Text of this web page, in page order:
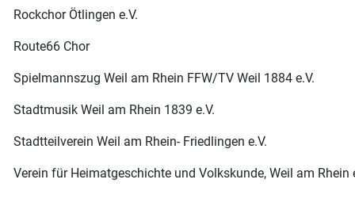
Rockchor Ötlingen e.V.
Route66 Chor
Spielmannszug Weil am Rhein FFW/TV Weil 1884 e.V.
Stadtmusik Weil am Rhein 1839 e.V.
Stadtteilverein Weil am Rhein- Friedlingen e.V.
Verein für Heimatgeschichte und Volkskunde, Weil am Rhein